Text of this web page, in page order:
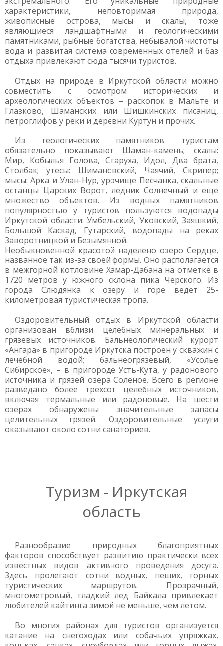
характеристики, неповторимая природа,
живописные острова, мысы и скалы, тоже
являющиеся ландшафтными и геологическими
памятниками, рыбные богатства, небывалой чистоты
вода и развитая система современных отелей и баз
отдыха привлекают сюда тысячи туристов.
Отдых на природе в Иркутской области можно
совместить с осмотром исторических и
археологических объектов – раскопок в Мальте и
Глазково, Шаманских или Шишкинских писаниц,
петроглифов у реки и деревни Куртун и прочих.
Из геологических памятников туристам
обязательно показывают Шаман-камень; скалы:
Мир, Кобылья Голова, Старуха, Идол, Два брата,
Столбак; утесы: Шимановский, Чаячий, Скрипер;
мысы: Арка и Улан-Нур, урочище Песчанка, скальные
останцы Царских Ворот, ледник Солнечный и еще
множество объектов. Из водных памятников
популярностью у туристов пользуются водопады
Иркутской области: Умбельский, Уковский, Заяшкий,
Большой Каскад, Гутарский, водопады на реках
Заворотницкой и Безымянной.
Необыкновенной красотой наделено озеро Сердце,
названное так из-за своей формы. Оно располагается
в межгорной котловине Хамар-Дабана на отметке в
1720 метров у южного склона пика Черского. Из
города Слюдянка к озеру и горе ведет 25-
километровая туристическая тропа.
Оздоровительный отдых в Иркутской области
организован вблизи целебных минеральных и
грязевых источников. Бальнеологический курорт
«Ангара» в пригороде Иркутска построен у скважин с
лечебной водой; бальнеогрязевый, «Усолье
Сибирское», – в пригороде Усть-Кута, у радонового
источника и грязей озера Соленое. Всего в регионе
разведано более трехсот целебных источников,
включая термальные или радоновые. На шести
озерах обнаружены значительные запасы
целительных грязей. Оздоровительные услуги
оказывают около сотни санаториев.
Туризм - Иркутская
область
Разнообразие природных благоприятных
факторов способствует развитию практически всех
известных видов активного проведения досуга.
Здесь пролегают сотни водных, пеших, горных
туристических маршрутов. Прозрачный,
многометровый, гладкий лед Байкала привлекает
любителей кайтинга зимой не меньше, чем летом.
Во многих районах для туристов организуется
катание на снегоходах или собачьих упряжках,